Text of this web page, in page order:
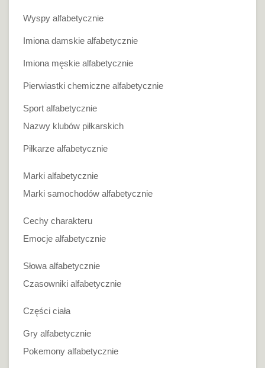
Wyspy alfabetycznie
Imiona damskie alfabetycznie
Imiona męskie alfabetycznie
Pierwiastki chemiczne alfabetycznie
Sport alfabetycznie
Nazwy klubów piłkarskich
Piłkarze alfabetycznie
Marki alfabetycznie
Marki samochodów alfabetycznie
Cechy charakteru
Emocje alfabetycznie
Słowa alfabetycznie
Czasowniki alfabetycznie
Części ciała
Gry alfabetycznie
Pokemony alfabetycznie